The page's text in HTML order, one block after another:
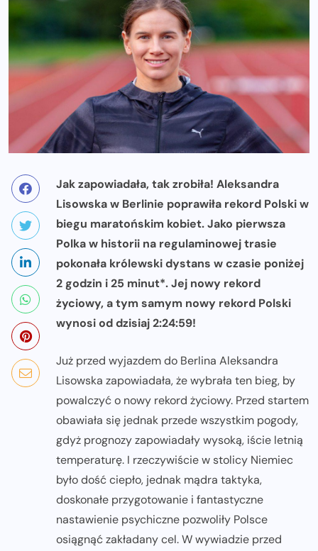
Jak zapowiadała, tak zrobiła! Aleksandra
Lisowska w Berlinie poprawiła rekord Polski w
biegu maratońskim kobiet. Jako pierwsza
Polka w historii na regulaminowej trasie
pokonała królewski dystans w czasie poniżej
2 godzin i 25 minut*. Jej nowy rekord
życiowy, a tym samym nowy rekord Polski
wynosi od dzisiaj 2:24:59!
Już przed wyjazdem do Berlina Aleksandra
Lisowska zapowiadała, że wybrała ten bieg, by
powalczyć o nowy rekord życiowy. Przed startem
obawiała się jednak przede wszystkim pogody,
gdyż prognozy zapowiadały wysoką, iście letnią
temperaturę. I rzeczywiście w stolicy Niemiec
było dość ciepło, jednak mądra taktyka,
doskonałe przygotowanie i fantastyczne
nastawienie psychiczne pozwoliły Polsce
osiągnąć zakładany cel. W wywiadzie przed